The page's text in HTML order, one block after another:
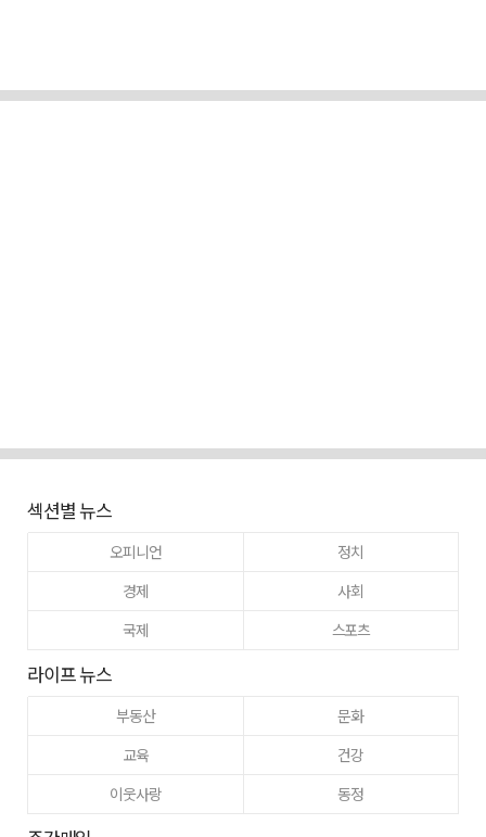
섹션별 뉴스
오피니언
정치
경제
사회
국제
스포츠
라이프 뉴스
부동산
문화
교육
건강
이웃사랑
동정